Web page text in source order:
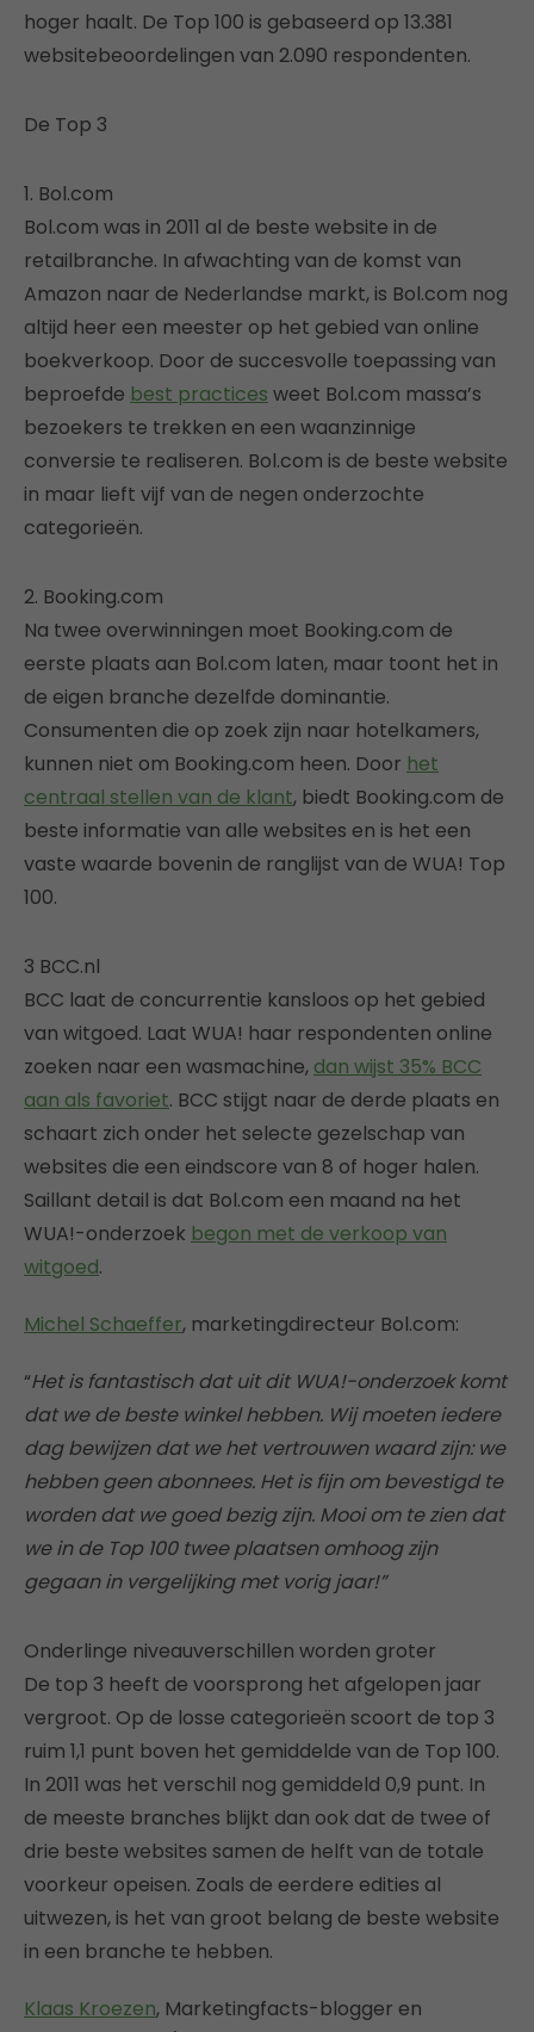
hoger haalt. De Top 100 is gebaseerd op 13.381
websitebeoordelingen van 2.090 respondenten.
De Top 3
1. Bol.com
Bol.com was in 2011 al de beste website in de
retailbranche. In afwachting van de komst van
Amazon naar de Nederlandse markt, is Bol.com nog
altijd heer een meester op het gebied van online
boekverkoop. Door de succesvolle toepassing van
beproefde best practices weet Bol.com massa’s
bezoekers te trekken en een waanzinnige
conversie te realiseren. Bol.com is de beste website
in maar lieft vijf van de negen onderzochte
categorieën.
2. Booking.com
Na twee overwinningen moet Booking.com de
eerste plaats aan Bol.com laten, maar toont het in
de eigen branche dezelfde dominantie.
Consumenten die op zoek zijn naar hotelkamers,
kunnen niet om Booking.com heen. Door het
centraal stellen van de klant, biedt Booking.com de
beste informatie van alle websites en is het een
vaste waarde bovenin de ranglijst van de WUA! Top
100.
3 BCC.nl
BCC laat de concurrentie kansloos op het gebied
van witgoed. Laat WUA! haar respondenten online
zoeken naar een wasmachine, dan wijst 35% BCC
aan als favoriet. BCC stijgt naar de derde plaats en
schaart zich onder het selecte gezelschap van
websites die een eindscore van 8 of hoger halen.
Saillant detail is dat Bol.com een maand na het
WUA!-onderzoek begon met de verkoop van
witgoed.
Michel Schaeffer, marketingdirecteur Bol.com:
“Het is fantastisch dat uit dit WUA!-onderzoek komt
dat we de beste winkel hebben. Wij moeten iedere
dag bewijzen dat we het vertrouwen waard zijn: we
hebben geen abonnees. Het is fijn om bevestigd te
worden dat we goed bezig zijn. Mooi om te zien dat
we in de Top 100 twee plaatsen omhoog zijn
gegaan in vergelijking met vorig jaar!”
Onderlinge niveauverschillen worden groter
De top 3 heeft de voorsprong het afgelopen jaar
vergroot. Op de losse categorieën scoort de top 3
ruim 1,1 punt boven het gemiddelde van de Top 100.
In 2011 was het verschil nog gemiddeld 0,9 punt. In
de meeste branches blijkt dan ook dat de twee of
drie beste websites samen de helft van de totale
voorkeur opeisen. Zoals de eerdere edities al
uitwezen, is het van groot belang de beste website
in een branche te hebben.
Klaas Kroezen, Marketingfacts-blogger en